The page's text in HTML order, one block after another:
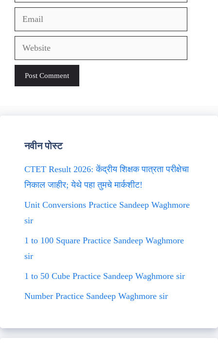
Email
Website
नवीन पोस्ट
CTET Result 2026: केंद्रीय शिक्षक पात्रता परीक्षेचा
निकाल जाहीर; येथे पहा तुमचे मार्कशीट!
Unit Conversions Practice Sandeep Waghmore
sir
1 to 100 Square Practice Sandeep Waghmore
sir
1 to 50 Cube Practice Sandeep Waghmore sir
Number Practice Sandeep Waghmore sir